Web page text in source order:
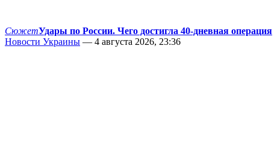
СюжетУдары по России. Чего достигла 40-дневная операция
Новости Украины — 4 августа 2026, 23:36